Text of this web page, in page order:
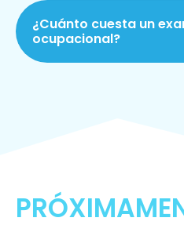
¿Cuánto cuesta un
ocupacional?